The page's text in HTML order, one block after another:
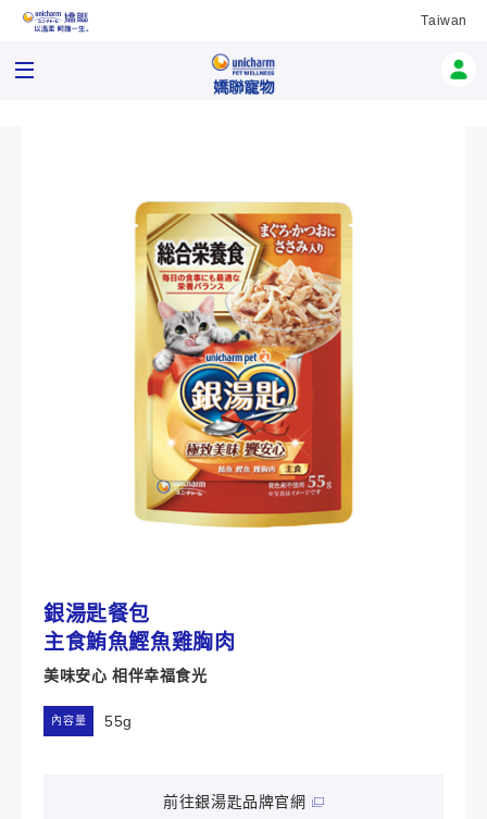
Taiwan
銀湯匙餐包
主食鮪魚鰹魚雞胸肉
美味安心 相伴幸福食光
內容量 55g
前往銀湯匙品牌官網